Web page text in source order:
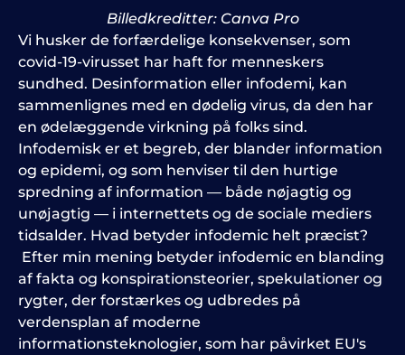
Billedkreditter: Canva Pro
Vi husker de forfærdelige konsekvenser, som
covid-19-virusset har haft for menneskers
sundhed. Desinformation eller infodemi, kan
sammenlignes med en dødelig virus, da den har
en ødelæggende virkning på folks sind.
Infodemisk er et begreb, der blander information
og epidemi, og som henviser til den hurtige
spredning af information — både nøjagtig og
unøjagtig — i internettets og de sociale mediers
tidsalder. Hvad betyder infodemic helt præcist?
Efter min mening betyder infodemic en blanding
af fakta og konspirationsteorier, spekulationer og
rygter, der forstærkes og udbredes på
verdensplan af moderne
informationsteknologier, som har påvirket EU's